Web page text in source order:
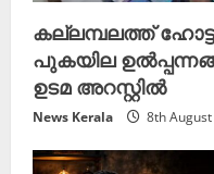
കല്ലമ്പലത്ത്
പുകയില
ഉടമ അറസ്റ്റിൽ
News Kerala 8th